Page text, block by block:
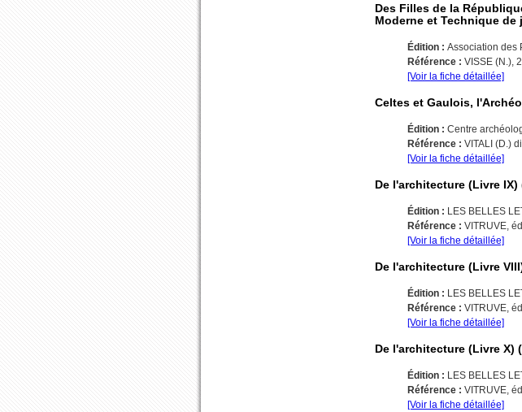
Des Filles de la
Moderne et Technique
Édition : Association des
Référence : VISSE (N.),
[Voir la fiche détaillée]
Celtes et Gaulois,
Édition : Centre
Référence : VITALI (D.)
[Voir la fiche détaillée]
De l'architecture (Livre
Édition : LES BELLES
Référence : VITRUVE,
[Voir la fiche détaillée]
De l'architecture (Livre
Édition : LES BELLES
Référence : VITRUVE,
[Voir la fiche détaillée]
De l'architecture (Livre X)
Édition : LES BELLES
Référence : VITRUVE,
[Voir la fiche détaillée]